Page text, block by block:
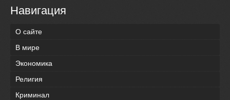
Навигация
О сайте
В мире
Экономика
Религия
Криминал